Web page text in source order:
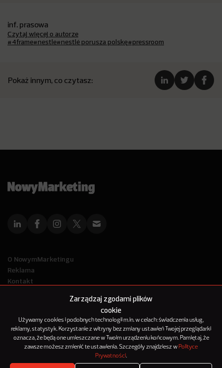
Zarządzaj zgodami plików
cookie
Używamy cookies i podobnych technologii m.in. w celach: świadczenia usług,
reklamy, statystyk. Korzystanie z witryny bez zmiany ustawień Twojej przeglądarki
oznacza, że będą one umieszczane w Twoim urządzeniu końcowym. Pamiętaj, że
zawsze możesz zmienić te ustawienia. Szczegóły znajdziesz w Polityce
Prywatności.
inf. prasowa
Czytaj więcej o autorze
#4frame#nestle#nestlé porusza polskę#pressroom
Pokaż innym, co czytasz:
O NowymMarketingu
Reklama
Kontakt
© 2012-2025
NowyMarketing jest marką 143Media Sp. z o.o.